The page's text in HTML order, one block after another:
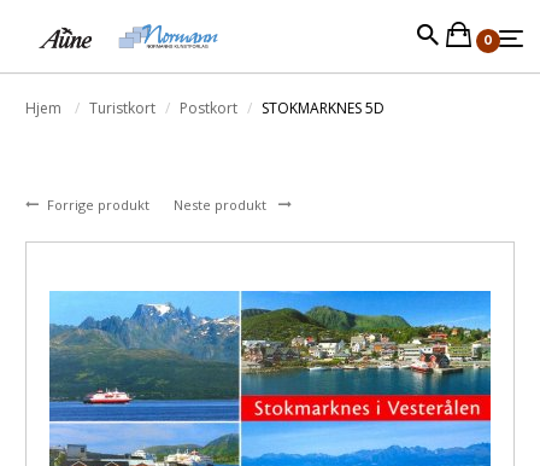
0
Hjem Turistkort Postkort STOKMARKNES 5D
Forrige produkt Neste produkt